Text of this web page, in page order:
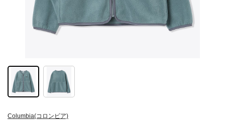
Columbia(コロンビア)